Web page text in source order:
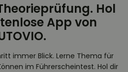
Hol
App von
immer Blick. Lerne Thema für
im Führerscheintest. Hol dir